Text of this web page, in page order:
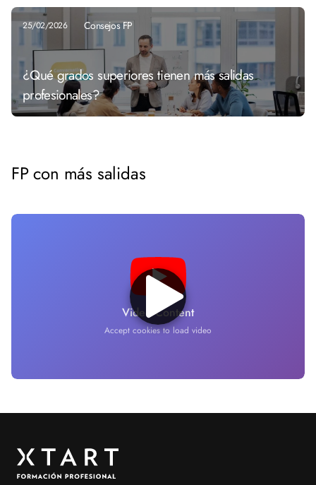
25/02/2026 Consejos FP
¿Qué grados superiores tienen más salidas
profesionales?
FP con más salidas
Video Content
Accept cookies to load video